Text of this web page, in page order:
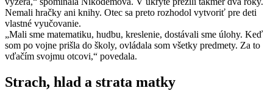
Nemali hračky ani knihy. Otec sa preto rozhodol vytvoriť pre deti
vlastné vyučovanie.
„Mali sme matematiku, hudbu, kreslenie, dostávali sme úlohy. Keď
som po vojne prišla do školy, ovládala som všetky predmety. Za to
vďačím svojmu otcovi,“ povedala.
Strach, hlad a strata matky